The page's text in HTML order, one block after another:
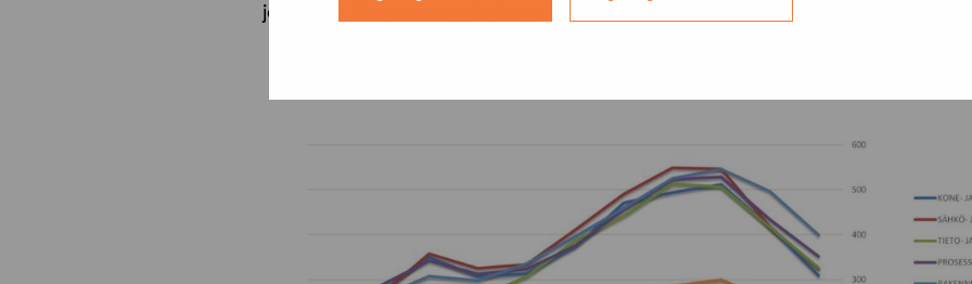
joulukuun tilanteeseen nähden työttömiä on viimeksi ollut vähemmän vuonna